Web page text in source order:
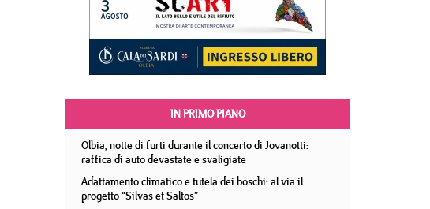
IN PRIMO PIANO
Olbia, notte di furti durante il concerto di Jovanotti:
raffica di auto devastate e svaligiate
Adattamento climatico e tutela dei boschi: al via il
progetto “Silvas et Saltos”